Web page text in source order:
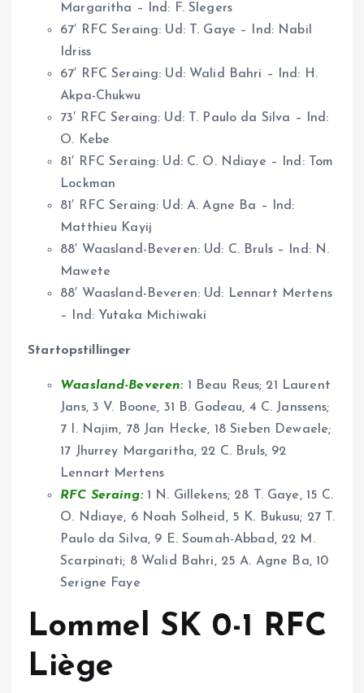
Margaritha – Ind: F. Slegers
67′ RFC Seraing: Ud: T. Gaye – Ind: Nabil
Idriss
67′ RFC Seraing: Ud: Walid Bahri – Ind: H.
Akpa-Chukwu
73′ RFC Seraing: Ud: T. Paulo da Silva – Ind:
O. Kebe
81′ RFC Seraing: Ud: C. O. Ndiaye – Ind: Tom
Lockman
81′ RFC Seraing: Ud: A. Agne Ba – Ind:
Matthieu Kayij
88′ Waasland-Beveren: Ud: C. Bruls – Ind: N.
Mawete
88′ Waasland-Beveren: Ud: Lennart Mertens
– Ind: Yutaka Michiwaki
Startopstillinger
Waasland-Beveren: 1 Beau Reus; 21 Laurent
Jans, 3 V. Boone, 31 B. Godeau, 4 C. Janssens;
7 I. Najim, 78 Jan Hecke, 18 Sieben Dewaele;
17 Jhurrey Margaritha, 22 C. Bruls, 92
Lennart Mertens
RFC Seraing:1 N. Gillekens; 28 T. Gaye, 15 C.
O. Ndiaye, 6 Noah Solheid, 5 K. Bukusu; 27 T.
Paulo da Silva, 9 E. Soumah-Abbad, 22 M.
Scarpinati; 8 Walid Bahri, 25 A. Agne Ba, 10
Serigne Faye
Lommel SK 0-1 RFC
Liège